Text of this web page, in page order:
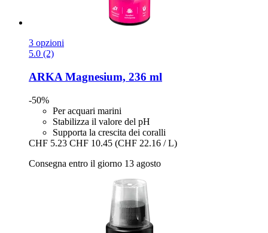
3 opzioni
5.0 (2)
ARKA Magnesium, 236 ml
-50%
Per acquari marini
Stabilizza il valore del pH
Supporta la crescita dei coralli
CHF 5.23 CHF 10.45 (CHF 22.16 / L)
Consegna entro il giorno 13 agosto